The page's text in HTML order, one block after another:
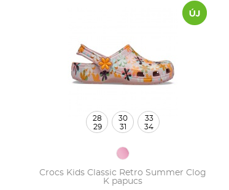
Crocs Kids Classic Retro Summer Clog
K papucs
28
29
30
31
33
34